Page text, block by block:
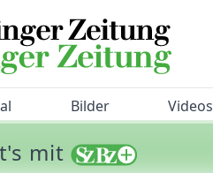
Bilder Videos
mit